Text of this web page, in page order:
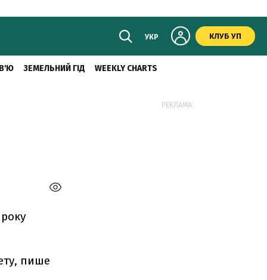
УКР КЛУБ УП
ЗЕМЕЛЬНИЙ ГІД WEEKLY CHARTS
пише
РЕКЛАМА: